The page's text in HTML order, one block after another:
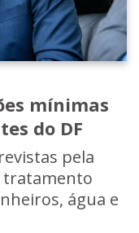
mínimas
do DF
pela
tratamento
água e